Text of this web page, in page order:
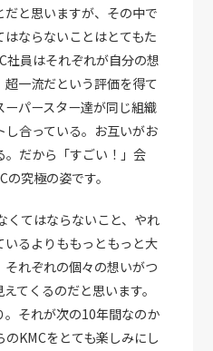
と思いますが、その中で
ならないことはとてもた
社員はそれぞれが自分の想
一流だという評価を得て
パースター達が同じ組織
合っている。お互いがお
。だから「すごい！」会
究極の姿です。
くてはならないこと、やれ
るよりももっともっと大
れぞれの個々の想いがつ
てくるのだと思います。
それが次の10年間なのか
KMCをとても楽しみにし